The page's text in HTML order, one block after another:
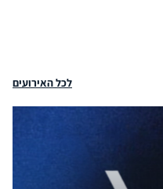
לכל האירועים